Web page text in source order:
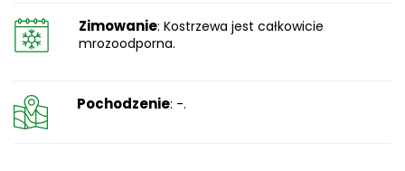
Zimowanie: Kostrzewa jest całkowicie
mrozoodporna.
Pochodzenie: -.